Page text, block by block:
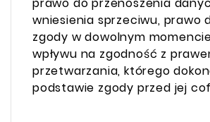
wniesienia sprzeciwu, prawo
zgody w dowolnym
wpływu na zgodność z
przetwarzania, którego
podstawie zgody przed jej